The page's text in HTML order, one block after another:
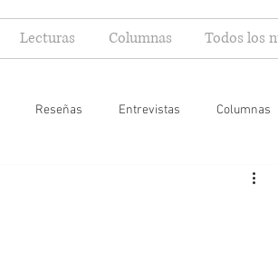
Lecturas Columnas Todos los
Reseñas Entrevistas Columnas